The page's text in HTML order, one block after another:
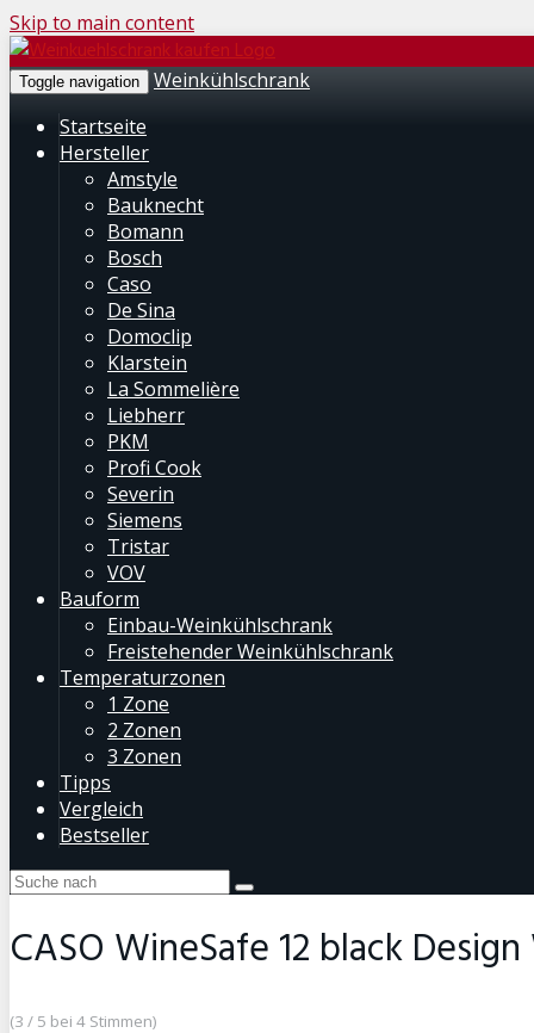
Skip to main content
Toggle navigation
Weinkühlschrank
Startseite
Hersteller
Amstyle
Bauknecht
Bomann
Bosch
Caso
De Sina
Domoclip
Klarstein
La Sommelière
Liebherr
PKM
Profi Cook
Severin
Siemens
Tristar
VOV
Bauform
Einbau-Weinkühlschrank
Freistehender Weinkühlschrank
Temperaturzonen
1 Zone
2 Zonen
3 Zonen
Tipps
Vergleich
Bestseller
CASO WineSafe 12 black
(3 / 5 bei 4 Stimmen)